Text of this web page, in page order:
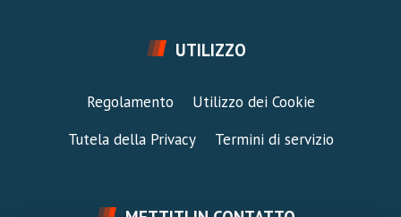
UTILIZZO
Regolamento
Utilizzo dei Cookie
Tutela della Privacy
Termini di servizio